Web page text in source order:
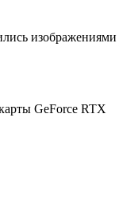
изображениями
GeForce RTX